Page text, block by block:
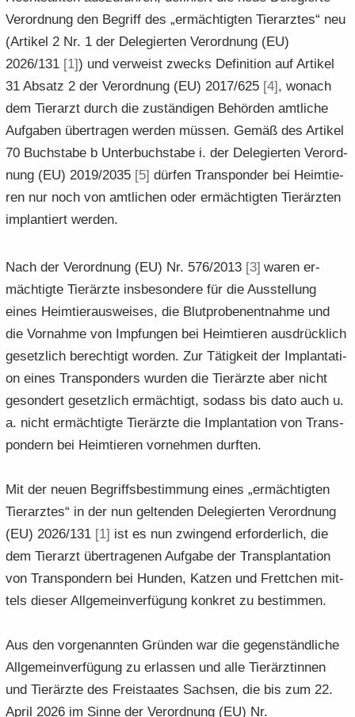
Ver­ord­nung den Be­griff des „er­mäch­tig­ten Tier­arz­tes“ neu
(Ar­ti­kel 2 Nr. 1 der De­le­gier­ten Ver­ord­nung (EU)
2026/131 [1]) und ver­weist zwecks De­fi­ni­ti­on auf Ar­ti­kel
31 Ab­satz 2 der Ver­ord­nung (EU) 2017/625 [4] , wo­nach
dem Tier­arzt durch die zu­stän­di­gen Be­hör­den amt­li­che
Auf­ga­ben über­tra­gen wer­den müs­sen. Gemäß des Ar­ti­kel
70 Buch­sta­be b Un­ter­buch­sta­be i. der De­le­gier­ten Ver­ord­
nung (EU) 2019/2035 [5] dür­fen Trans­pon­der bei Heim­tie­
ren nur noch von amt­li­chen oder er­mäch­tig­ten Tier­ärz­ten
im­plan­tiert wer­den.
Nach der Ver­ord­nung (EU) Nr. 576/2013 [3] waren er­
mäch­tig­te Tier­ärz­te ins­be­son­de­re für die Aus­stel­lung
eines Heim­tier­aus­wei­ses, die Blut­pro­ben­ent­nah­me und
die Vor­nah­me von Imp­fun­gen bei Heim­tie­ren aus­drück­lich
ge­setz­lich be­rech­tigt wor­den. Zur Tä­tig­keit der Im­plan­ta­ti­
on eines Trans­pon­ders wur­den die Tier­ärz­te aber nicht
ge­son­dert ge­setz­lich er­mäch­tigt, so­dass bis dato auch u.
a. nicht er­mäch­tig­te Tier­ärz­te die Im­plan­ta­ti­on von Trans­
pon­dern bei Heim­tie­ren vor­neh­men durf­ten.
Mit der neuen Be­griffs­be­stim­mung eines „er­mäch­tig­ten
Tier­arz­tes“ in der nun gel­ten­den De­le­gier­ten Ver­ord­nung
(EU) 2026/131 [1] ist es nun zwin­gend er­for­der­lich, die
dem Tier­arzt über­tra­ge­nen Auf­ga­be der Trans­plan­ta­ti­on
von Trans­pon­dern bei Hun­den, Kat­zen und Frett­chen mit­
tels die­ser All­ge­mein­ver­fü­gung kon­kret zu be­stim­men.
Aus den vor­ge­nann­ten Grün­den war die ge­gen­ständ­li­che
All­ge­mein­ver­fü­gung zu er­las­sen und alle Tier­ärz­tin­nen
und Tier­ärz­te des Frei­staa­tes Sach­sen, die bis zum 22.
April 2026 im Sinne der Ver­ord­nung (EU) Nr.